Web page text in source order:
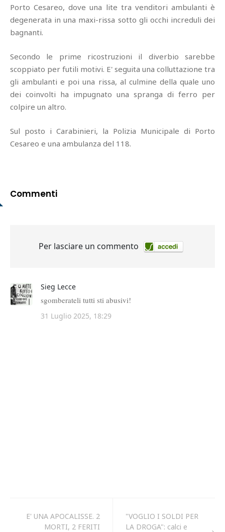
Porto Cesareo, dove una lite tra venditori ambulanti è
degenerata in una maxi-rissa sotto gli occhi increduli dei
bagnanti.
Secondo le prime ricostruzioni il diverbio sarebbe
scoppiato per futili motivi. E' seguita una colluttazione tra
gli ambulanti e poi una rissa, al culmine della quale uno
dei coinvolti ha impugnato una spranga di ferro per
colpire un altro.
Sul posto i Carabinieri, la Polizia Municipale di Porto
Cesareo e una ambulanza del 118.
Commenti
E' UNA APOCALISSE. 2
MORTI, 2 FERITI
"VOGLIO I SOLDI PER
LA DROGA": calci e